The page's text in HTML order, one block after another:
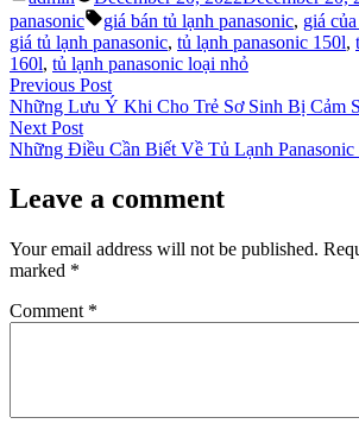
by
panasonic
Tags:
giá bán tủ lạnh panasonic, giá
giá tủ lạnh panasonic, tủ lạnh panasonic 150l,
160l, tủ lạnh panasonic loại nhỏ
Post
navigation
Previous PostPrevious
post:
Những Lưu Ý Khi Cho Trẻ Sơ Sinh Bị Cảm
Next PostNext
post:
Những Điều Cần Biết Về Tủ Lạnh
Leave a comment
Your email address will not be published.
marked *
Comment *